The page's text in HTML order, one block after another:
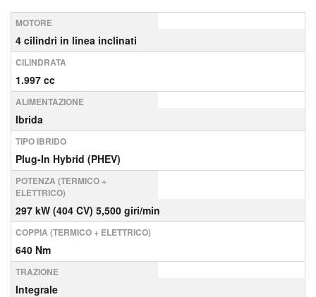
MOTORE
4 cilindri in linea inclinati
CILINDRATA
1.997 cc
ALIMENTAZIONE
Ibrida
TIPO IBRIDO
Plug-In Hybrid (PHEV)
POTENZA (TERMICO +
ELETTRICO)
297 kW (404 CV) 5,500 giri/min
COPPIA (TERMICO + ELETTRICO)
640 Nm
TRAZIONE
Integrale